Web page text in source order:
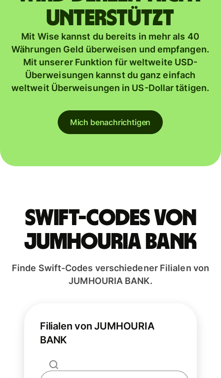
unterstützt
Mit Wise kannst du bereits in mehr als 40
Währungen Geld überweisen und empfangen.
Mit unserer Funktion für weltweite USD-
Überweisungen kannst du ganz einfach
weltweit Überweisungen in US-Dollar tätigen.
Mich benachrichtigen
Swift-Codes von
JUMHOURIA BANK
Finde Swift-Codes verschiedener Filialen von
JUMHOURIA BANK.
Filialen von JUMHOURIA
BANK